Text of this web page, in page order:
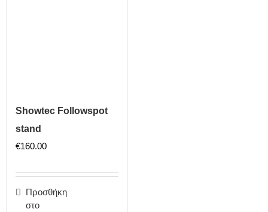
Showtec Followspot
stand
€160.00
Προσθήκη
στο